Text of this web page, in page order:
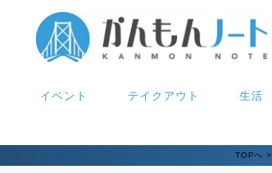
イベント テイクアウト 生活
TOPへ >